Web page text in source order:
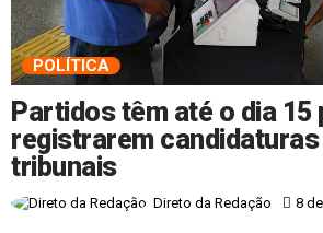
POLÍTICA
Partidos têm até o dia 15
registrarem
tribunais
Direto da Redação 8